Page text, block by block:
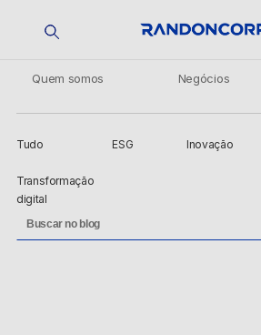
Quem somos Negócios
Tudo ESG Inovação
Transformação
digital